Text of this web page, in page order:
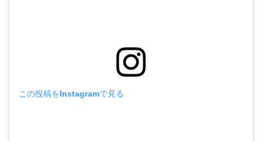
この投稿をInstagramで見る